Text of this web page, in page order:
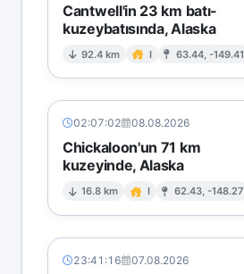
Cantwell'in 23 km batı-
kuzeybatısında, Alaska
92.4 km I 63.44, -149.41
02:07:02 08.08.2026
Chickaloon'un 71 km
kuzeyinde, Alaska
16.8 km I 62.43, -148.27
23:41:16 07.08.2026